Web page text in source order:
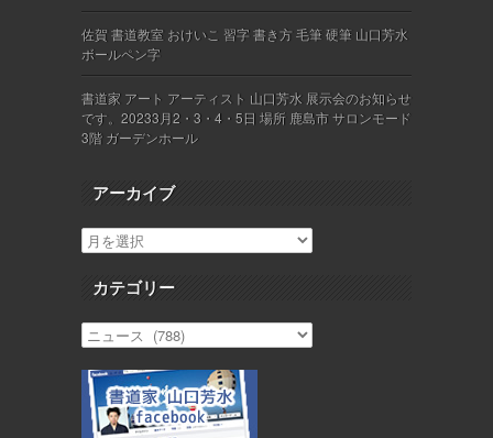
佐賀 書道教室 おけいこ 習字 書き方 毛筆 硬筆 山口芳水
ボールペン字
書道家 アート アーティスト 山口芳水 展示会のお知らせ
です。20233月2・3・4・5日 場所 鹿島市 サロンモード
3階 ガーデンホール
アーカイブ
カテゴリー